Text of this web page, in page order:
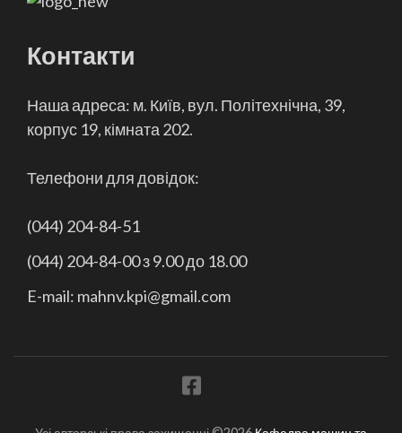
Контакти
Наша адреса: м. Київ, вул. Політехнічна, 39,
корпус 19, кімната 202.
Телефони для довідок:
(044) 204-84-51
(044) 204-84-00 з 9.00 до 18.00
E-mail: mahnv.kpi@gmail.com